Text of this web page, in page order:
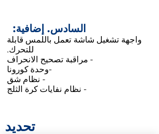
السادس. إضافية:
واجهة تشغيل شاشة تعمل باللمس قابلة
للتحرك.
- مراقبة تصحيح الانحراف
-وحدة كورونا
- نظام شق
- نظام نفايات كرة الثلج
تحديد